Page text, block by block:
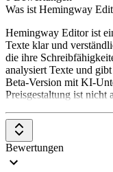
Was ist Hemingway
Hemingway Editor ist
Texte klar und
die ihre
analysiert Texte und
Beta-Version mit KI-
Preisgestaltung ist nicht
Bewertungen